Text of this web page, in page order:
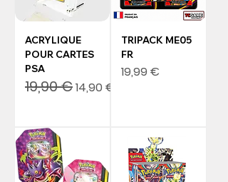
ACRYLIQUE
POUR CARTES
PSA
Prix original
19,90 €Prix promotionnel
14,90 €
TRIPACK ME05
FR
Prix
19,99 €